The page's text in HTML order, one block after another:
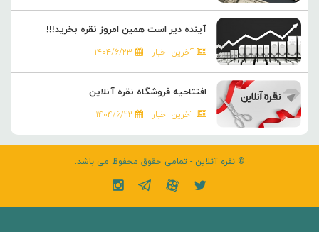
آینده دیر است همین امروز نقره بخرید!!!
آخرین اخبار ۱۴۰۴/۶/۲۳
افتتاحیه فروشگاه نقره آنلاین
آخرین اخبار ۱۴۰۴/۶/۲۲
© نقره آنلاین - تمامی حقوق محفوظ می باشد.